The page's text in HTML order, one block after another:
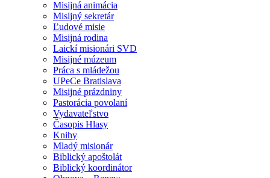
Misijná animácia
Misijný sekretár
Ľudové misie
Misijná rodina
Laickí misionári SVD
Misijné múzeum
Práca s mládežou
UPeCe Bratislava
Misijné prázdniny
Pastorácia povolaní
Vydavateľstvo
Časopis Hlasy
Knihy
Mladý misionár
Biblický apoštolát
Biblický koordinátor